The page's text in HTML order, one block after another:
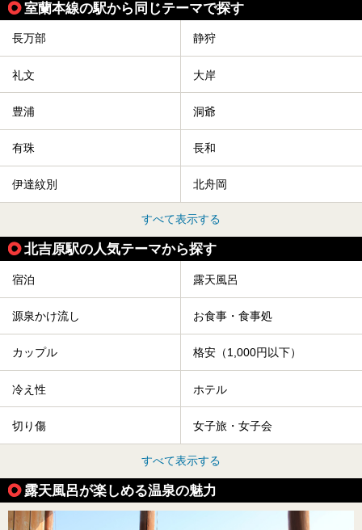
今回は、そんな「休日ビルヂング」の魅力を5つのポイント
室蘭本線の駅から同じテーマで探す
長万部 静狩
礼文 大岸
豊浦 洞爺
有珠 長和
伊達紋別 北舟岡
すべて表示する
北吉原駅の人気テーマから探す
宿泊 露天風呂
源泉かけ流し お食事・食事処
カップル 格安（1,000円以下）
冷え性 ホテル
切り傷 女子旅・女子会
すべて表示する
露天風呂が楽しめる温泉の魅力